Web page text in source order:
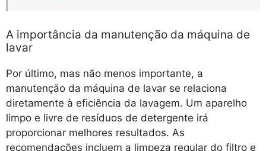
A importância da manutenção da máquina de
lavar
Por último, mas não menos importante, a
manutenção da máquina de lavar se relaciona
diretamente à eficiência da lavagem. Um aparelho
limpo e livre de resíduos de detergente irá
proporcionar melhores resultados. As
recomendações incluem a limpeza regular do filtro e